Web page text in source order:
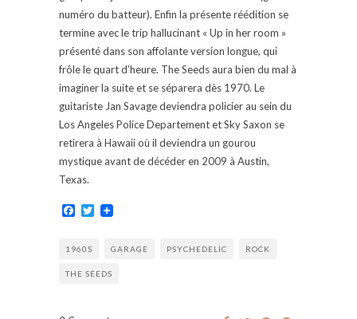
numéro du batteur). Enfin la présente réédition se
termine avec le trip hallucinant « Up in her room »
présenté dans son affolante version longue, qui
frôle le quart d’heure. The Seeds aura bien du mal à
imaginer la suite et se séparera dès 1970. Le
guitariste Jan Savage deviendra policier au sein du
Los Angeles Police Departement et Sky Saxon se
retirera à Hawaii où il deviendra un gourou
mystique avant de décéder en 2009 à Austin,
Texas.
Facebook
Twitter
1960S GARAGE PSYCHEDELIC ROCK
THE SEEDS